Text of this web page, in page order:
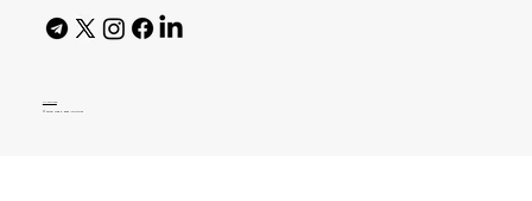
AI Policy
© 2026 High Bar Journal